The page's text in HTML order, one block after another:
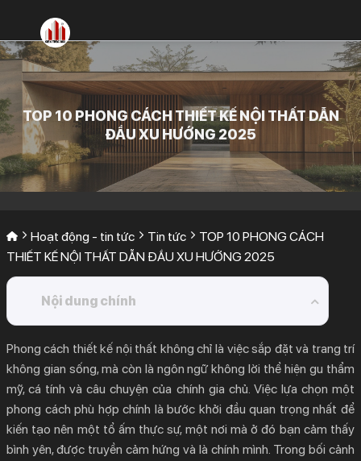
nội
dung
TOP 10 PHONG CÁCH THIẾT KẾ NỘI THẤT DẪN
ĐẦU XU HƯỚNG 2025
Hoạt động - tin tức Tin tức
TOP 10 PHONG CÁCH
THIẾT KẾ NỘI THẤT DẪN ĐẦU XU HƯỚNG 2025
Nội dung chính
Thất Lại Quan Trọng?
Top 10 Phong Cách Thiết Kế Nội Thất Dẫn Đầu
Xu Hướng 2025
2.1. 1. Phong Cách Tối Giản (Minimalism)
2.2. 2. Phong Cách Bắc Âu (Scandinavian)
Phong cách thiết kế nội thất không chỉ là việc sắp đặt và trang trí
không gian sống, mà còn là ngôn ngữ không lời thể hiện gu thẩm
mỹ, cá tính và câu chuyện của chính gia chủ. Việc lựa chọn một
phong cách phù hợp chính là bước khởi đầu quan trọng nhất để
kiến tạo nên một tổ ấm thực sự, một nơi mà ở đó bạn cảm thấy
bình yên, được truyền cảm hứng và là chính mình. Trong bối cảnh